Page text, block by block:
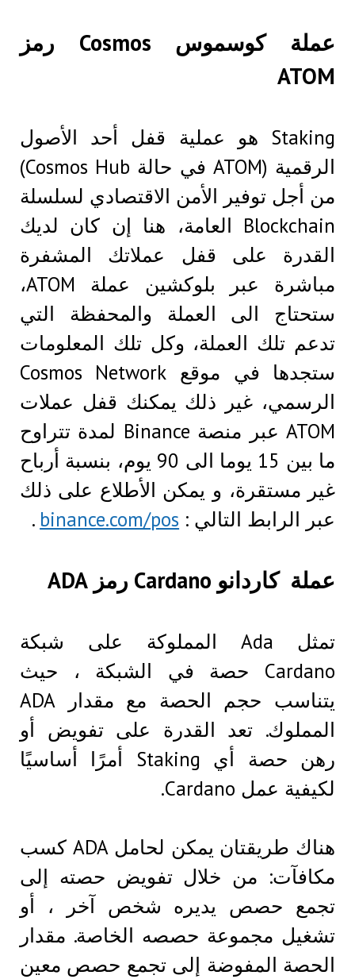
عملة كوسموس Cosmos رمز
ATOM
Staking هو عملية قفل أحد الأصول
الرقمية (ATOM في حالة Cosmos Hub)
من أجل توفير الأمن الاقتصادي لسلسلة
Blockchain العامة، هنا إن كان لديك
القدرة على قفل عملاتك المشفرة
مباشرة عبر بلوكشين عملة ATOM،
ستحتاج الى العملة والمحفظة التي
تدعم تلك العملة، وكل تلك المعلومات
ستجدها في موقع Cosmos Network
الرسمي، غير ذلك يمكنك قفل عملات
ATOM عبر منصة Binance لمدة تتراوح
ما بين 15 يوما الى 90 يوم، بنسبة أرباح
غير مستقرة، و يمكن الأطلاع على ذلك
عبر الرابط التالي : binance.com/pos
.
عملة كاردانو Cardano رمز ADA
تمثل Ada المملوكة على شبكة
Cardano حصة في الشبكة ، حيث
يتناسب حجم الحصة مع مقدار ADA
المملوك. تعد القدرة على تفويض أو
رهن حصة أي Staking أمرًا أساسيًا
لكيفية عمل Cardano.
هناك طريقتان يمكن لحامل ADA كسب
مكافآت: من خلال تفويض حصته إلى
تجمع حصص يديره شخص آخر ، أو
تشغيل مجموعة حصصه الخاصة. مقدار
الحصة المفوضة إلى تجمع حصص معين